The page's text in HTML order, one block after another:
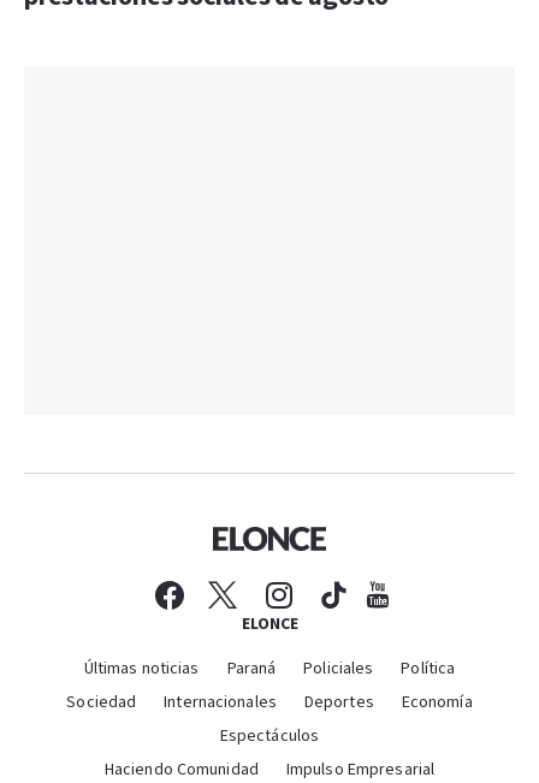
ELONCE
Últimas noticias Paraná Policiales
Política
Sociedad
Internacionales Deportes
Economía
Espectáculos
Haciendo Comunidad
Impulso Empresarial